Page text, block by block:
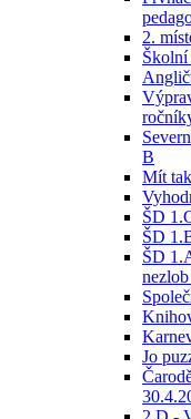
2.
Školní
B
Mít
ŠD
ŠD
ŠD
Jo